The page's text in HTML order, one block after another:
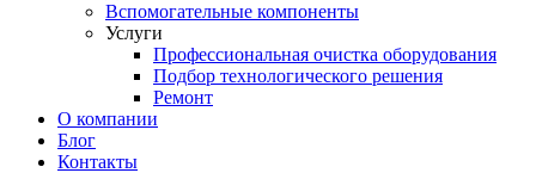
Вспомогательные компоненты
Услуги
Профессиональная очистка оборудования
Подбор технологического решения
Ремонт
О компании
Блог
Контакты